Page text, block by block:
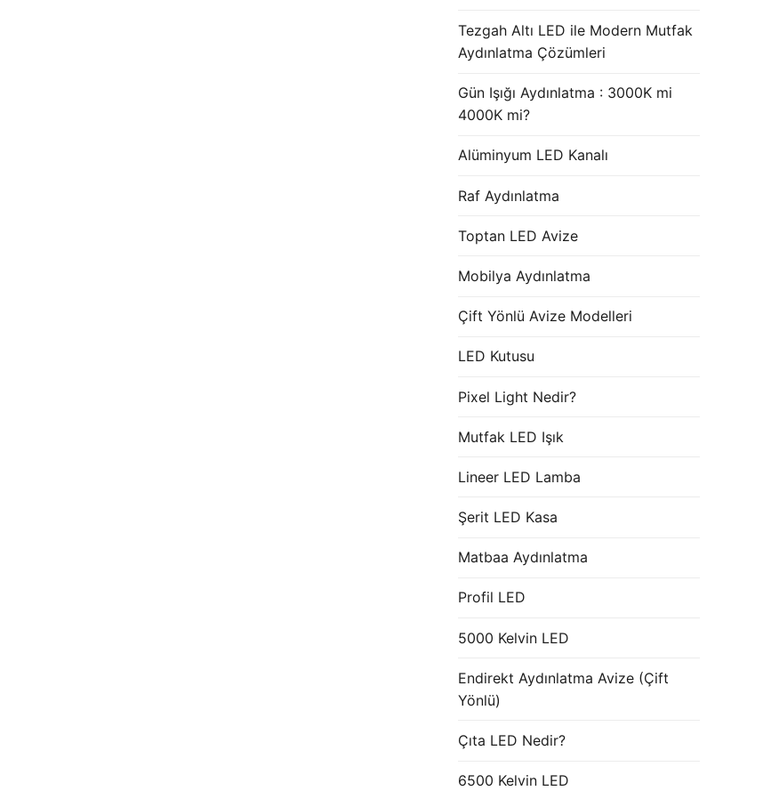
Tezgah Altı LED ile Modern Mutfak
Aydınlatma Çözümleri
Gün Işığı Aydınlatma : 3000K mi
4000K mi?
Alüminyum LED Kanalı
Raf Aydınlatma
Toptan LED Avize
Mobilya Aydınlatma
Çift Yönlü Avize Modelleri
LED Kutusu
Pixel Light Nedir?
Mutfak LED Işık
Lineer LED Lamba
Şerit LED Kasa
Matbaa Aydınlatma
Profil LED
5000 Kelvin LED
Endirekt Aydınlatma Avize (Çift
Yönlü)
Çıta LED Nedir?
6500 Kelvin LED